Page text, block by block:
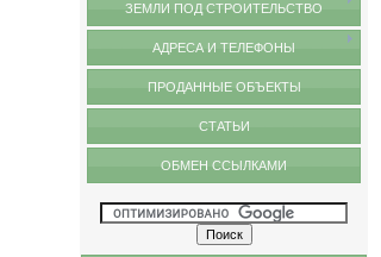
ЗЕМЛИ ПОД СТРОИТЕЛЬСТВО
АДРЕСА И ТЕЛЕФОНЫ
ПРОДАННЫЕ ОБЪЕКТЫ
СТАТЬИ
ОБМЕН ССЫЛКАМИ